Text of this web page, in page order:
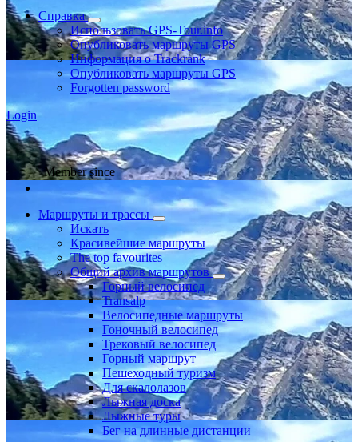
Справка
Использовать GPS-Tour.info
Опубликовать маршруты GPS
Информация о Trackrank
Опубликовать маршруты GPS
Forgotten password
Login
Member since
Маршруты и трассы
Искать
Красивейшие маршруты
The top favourites
Общий архив маршрутов
Горный велосипед
Transalp
Велосипедные маршруты
Гоночный велосипед
Трековый велосипед
Горный маршрут
Пешеходный туризм
Для скалолазов
Лыжная доска
Лыжные туры
Бег на длинные дистанции